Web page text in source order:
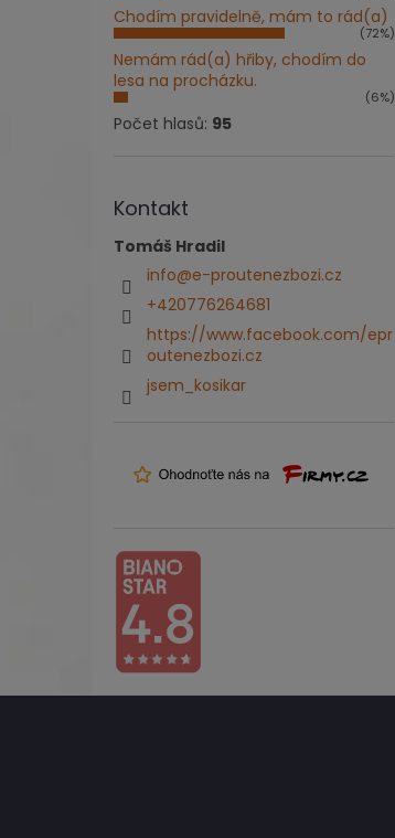
Chodím pravidelně, mám to rád(a)
(72%)
Nemám rád(a) hřiby, chodím do
lesa na procházku.
(6%)
Počet hlasů: 95
Kontakt
Tomáš Hradil
info@e-proutenezbozi.cz
+420776264681
https://www.facebook.com/epr
outenezbozi.cz
jsem_kosikar
Z